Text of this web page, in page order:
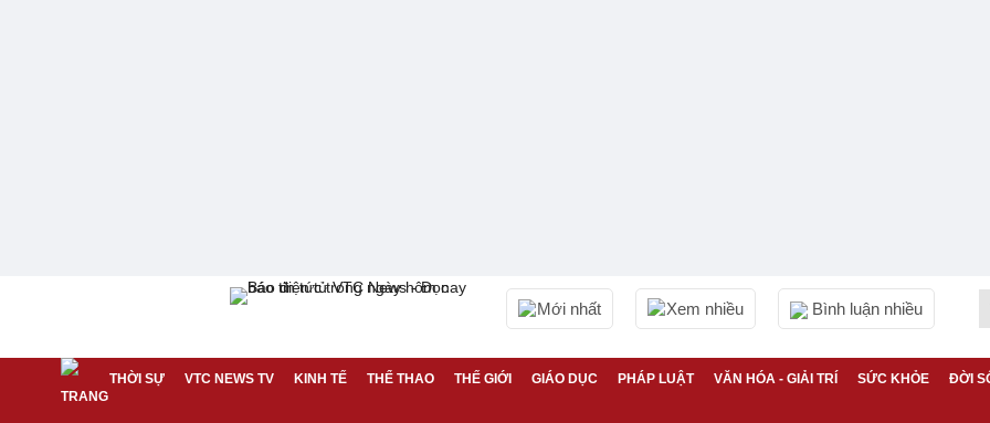
Mới nhất Xem nhiều Bình luận nhiều
THỜI SỰ VTC NEWS TV KINH TẾ THỂ THAO THẾ GIỚI GIÁO DỤC PHÁP LUẬT VĂN HÓA - GIẢI TRÍ SỨC KHỎE ĐỜI